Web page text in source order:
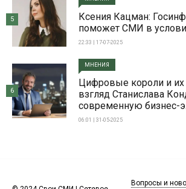
Ксения Кацман:
поможет СМИ в
22:33 | 17-07-2025
5
МНЕНИЯ
Цифровые короли и их
взгляд Станислава
современную бизнес-
06:01 | 31-05-2025
6
Вопросы и